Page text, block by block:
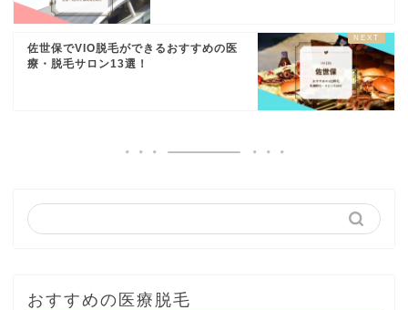
佐世保でVIO脱毛ができるおすすめの医
療・脱毛サロン13選！
おすすめの医療脱毛